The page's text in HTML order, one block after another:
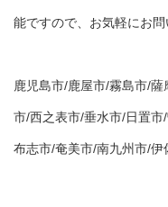
能ですので、お気軽にお問
鹿児島市/鹿屋市/霧島市/
市/西之表市/垂水市/日置
布志市/奄美市/南九州市/伊